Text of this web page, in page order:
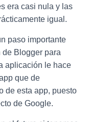
era casi nula y las
igual.
paso importante
Blogger para
aplicación le hace
que de
de esta app, puesto
de Google.